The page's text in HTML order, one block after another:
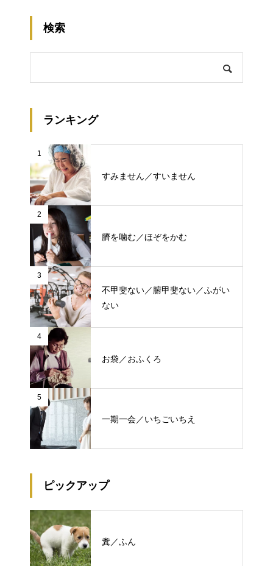
検索
ランキング
1
すみません／すいません
2
臍を噛む／ほぞをかむ
3
不甲斐ない／腑甲斐ない／ふがい
ない
4
お袋／おふくろ
5
一期一会／いちごいちえ
ピックアップ
糞／ふん